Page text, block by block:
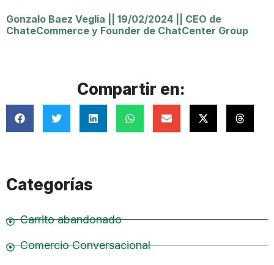
Gonzalo Baez Veglia 19/02/2024
CEO de
ChateCommerce y Founder de ChatCenter Group
Compartir en:
Categorías
Carrito abandonado
Comercio Conversacional